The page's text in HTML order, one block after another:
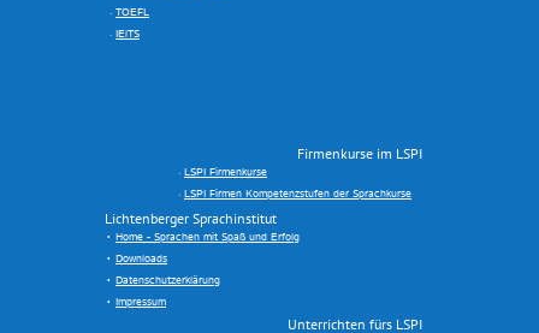
TOEFL
IElTS
Firmenkurse im LSPI
LSPI Firmenkurse
LSPI Firmen Kompetenzstufen der Sprachkurse
Lichtenberger Sprachinstitut
Home - Sprachen mit Spaß und Erfolg
Downloads
Datenschutzerklärung
Impressum
Unterrichten fürs LSPI